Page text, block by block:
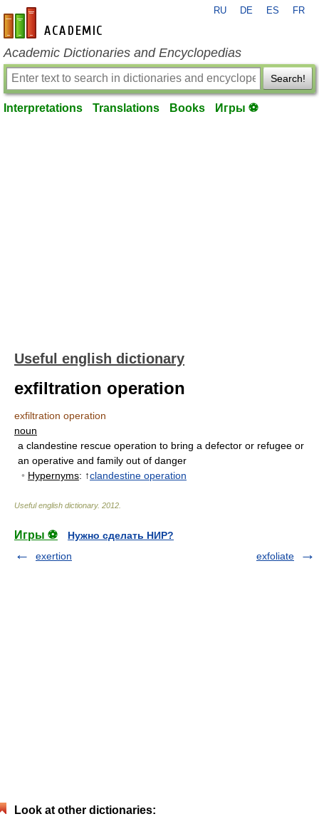
en-academic.com
RU DE ES FR
Academic Dictionaries and Encyclopedias
Search!
Interpretations Translations Books Игры ⚽
Useful english dictionary
exfiltration operation
exfiltration operation
noun
a clandestine rescue operation to bring a defector or refugee or
an operative and family out of danger
• Hypernyms: ↑clandestine operation
Useful english dictionary. 2012
Игры ⚽
Нужно сделать НИР?
exertion
exfoliate
Look at other dictionaries: